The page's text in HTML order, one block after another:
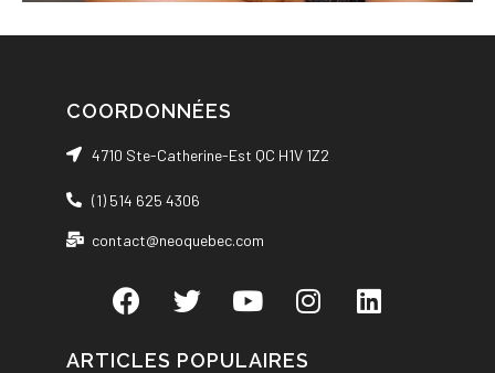
ARTICLES POPULAIRES
COORDONNÉES
4710 Ste-Catherine-Est QC H1V 1Z2
(1) 514 625 4306
contact@neoquebec.com